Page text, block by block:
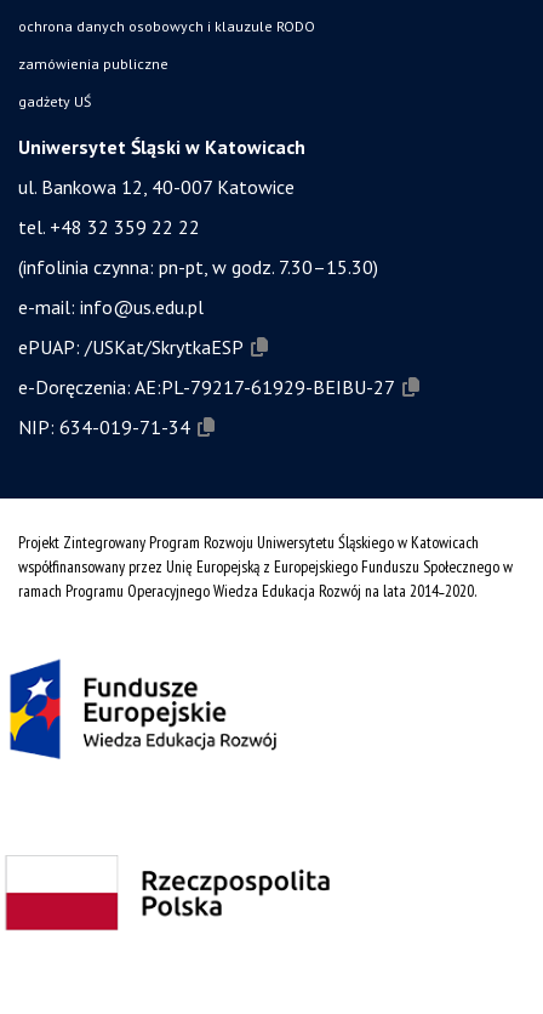
ochrona danych osobowych i klauzule RODO
zamówienia publiczne
gadżety UŚ
Uniwersytet Śląski w Katowicach
ul. Bankowa 12, 40-007 Katowice
tel. +48 32 359 22 22
(infolinia czynna: pn-pt, w godz. 7.30–15.30)
e-mail: info@us.edu.pl
ePUAP: /USKat/SkrytkaESP
e-Doręczenia: AE:PL-79217-61929-BEIBU-27
NIP: 634-019-71-34
Projekt Zintegrowany Program Rozwoju Uniwersytetu Śląskiego w Katowicach
współfinansowany przez Unię Europejską z Europejskiego Funduszu Społecznego w
ramach Programu Operacyjnego Wiedza Edukacja Rozwój na lata 2014˗2020.